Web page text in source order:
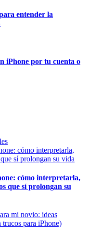
entender la
iPhone por tu cuenta o
cómo interpretarla,
que sí prolongan su